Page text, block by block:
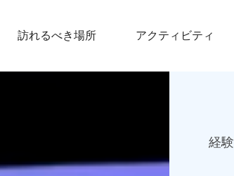
訪れるべき場所 アクティビティ
経験